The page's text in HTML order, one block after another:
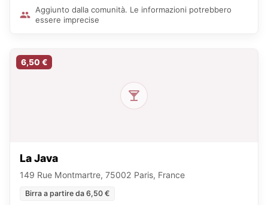
Aggiunto dalla comunità. Le informazioni potrebbero
essere imprecise
6,50 €
La Java
149 Rue Montmartre, 75002 Paris, France
Birra a partire da 6,50 €